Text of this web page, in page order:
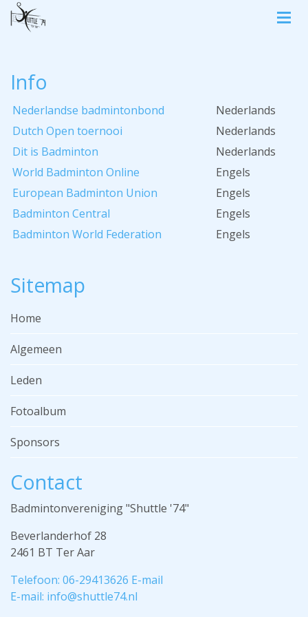
Info
Nederlandse badmintonbond
Nederlands
Dutch Open toernooi
Nederlands
Dit is Badminton
Nederlands
World Badminton Online
Engels
European Badminton Union
Engels
Badminton Central
Engels
Badminton World Federation
Engels
Sitemap
Home
Algemeen
Leden
Fotoalbum
Sponsors
Contact
Badmintonvereniging "Shuttle '74"
Beverlanderhof 28
2461 BT Ter Aar
Telefoon: 06-29413626 E-mail
E-mail: info@shuttle74.nl